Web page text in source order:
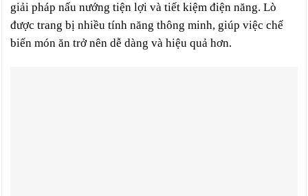
giải pháp nấu nướng tiện lợi và tiết kiệm điện năng. Lò
được trang bị nhiều tính năng thông minh, giúp việc chế
biến món ăn trở nên dễ dàng và hiệu quả hơn.